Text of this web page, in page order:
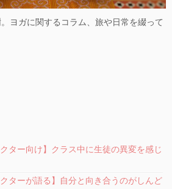
ヨガに関するコラム、旅や日常を綴って
クター向け】クラス中に生徒の異変を感じ
クターが語る】自分と向き合うのがしんど